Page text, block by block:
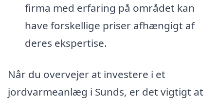
firma med erfaring på området kan
have forskellige priser afhængigt af
deres ekspertise.
Når du overvejer at investere i et
jordvarmeanlæg i Sunds, er det vigtigt at